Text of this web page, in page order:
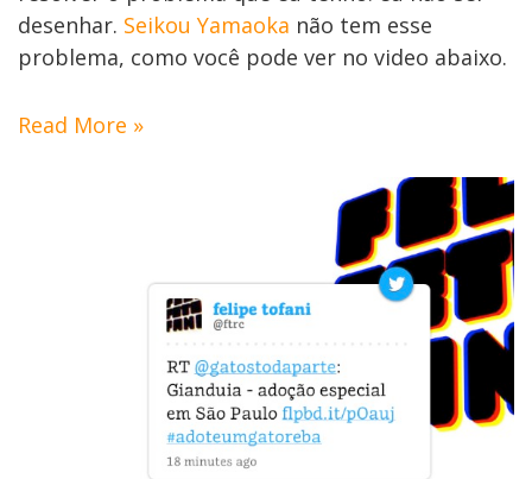
desenhar. Seikou Yamaoka não tem esse
problema, como você pode ver no video abaixo.
Read More »